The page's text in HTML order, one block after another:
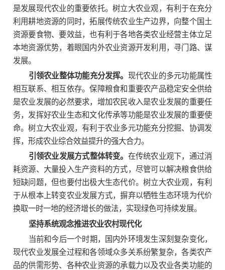
是发展现代农业的重要依托。树立大农业观，有利于在充分
利用耕地资源的同时，拓展传统农业生产边界，向整个国土
资源要食物、要效益，也有利于各地各类农业经营主体立足
本地资源优势，着眼国内外农业资源开发利用，寻门路、谋
发展。
引领农业整体功能充分发挥。 现代农业的多元功能属性
相互联系、相互依存。保障粮食和重要农产品稳定安全供给
是农业发展的必然要求，增加农民收入是农业发展的重要任
务，发挥好农业生态和文化传承等功能是农业发展的重要使
命。树立大农业观，有利于农业多元功能充分挖掘、协调发
挥，形成农业综合效益提升的强大合力。
引领农业发展方式整体转变。 在传统农业观下，通过消
耗资源、大量投入生产资料的方式，尽管可以解决粮食供给
短缺问题，但也要付出极大生态代价。树立大农业观，有利
于从根本上转变农业发展方式，摒弃以牺牲生态环境为代价
换取一时一地的经济增长的做法，实现绿色可持续发展。
坚持系统观念推进农业农村现代化
当前和今后一个时期，国内外环境发生深刻复杂变化，
现代农业发展全过程和各领域众多关系纷繁复杂，各类农产
品的供需形势、各种农业资源的承载力以及农业各类功能的